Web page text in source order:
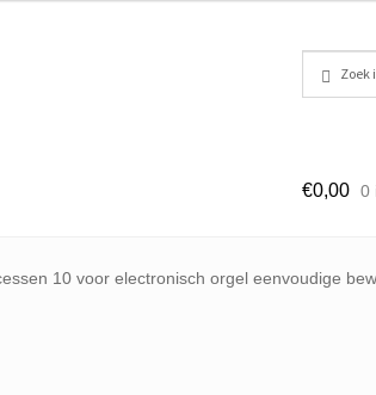
€0,00 0
10 voor electronisch orgel eenvoudige